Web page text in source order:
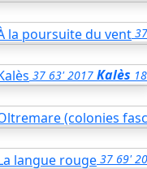
37
37 63' 2017 Kalès
37 69'